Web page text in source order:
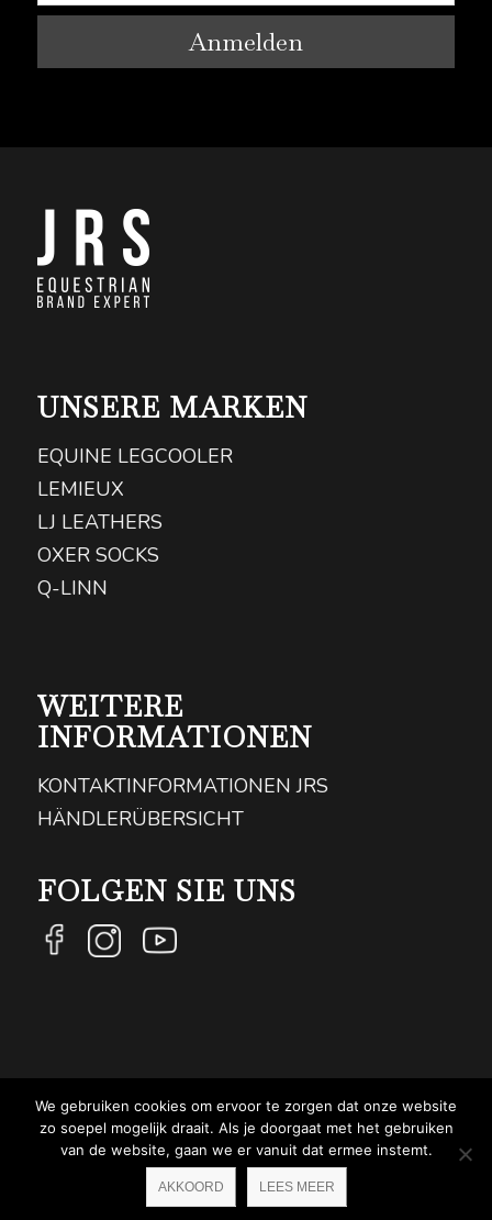
UNSERE MARKEN
EQUINE LEGCOOLER
LEMIEUX
LJ LEATHERS
OXER SOCKS
Q-LINN
WEITERE
INFORMATIONEN
KONTAKTINFORMATIONEN JRS
HÄNDLERÜBERSICHT
FOLGEN SIE UNS
COPYRIGHT JRS - EQUESTRIAN BRAND EXPERT -
PRIVACYVERKLARING
WEBSITE VON NEWMORE
We gebruiken cookies om ervoor te zorgen dat onze website
zo soepel mogelijk draait. Als je doorgaat met het gebruiken
van de website, gaan we er vanuit dat ermee instemt.
AKKOORD LEES MEER